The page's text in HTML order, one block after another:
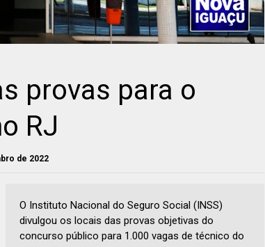
provas para o
RJ
de 2022
O Instituto Nacional do Seguro Social (INSS)
divulgou os locais das provas objetivas do
concurso público para 1.000 vagas de técnico do